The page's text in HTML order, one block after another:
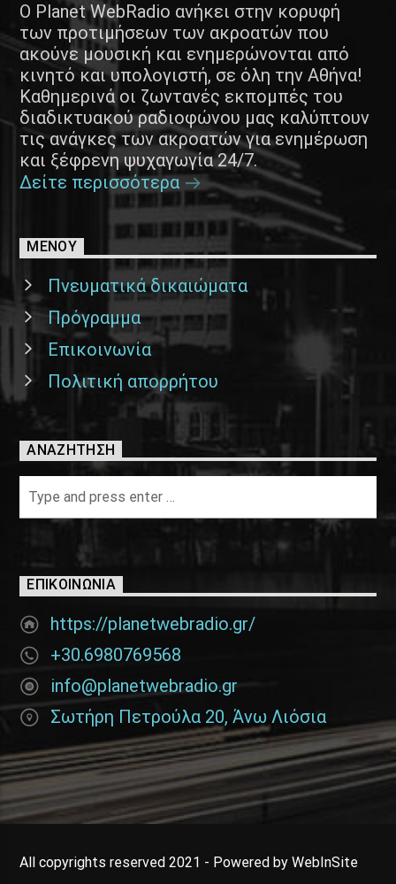
Ο Planet WebRadio ανήκει στην κορυφή
των προτιμήσεων των ακροατών που
ακούνε μουσική και ενημερώνονται από
κινητό και υπολογιστή, σε όλη την Αθήνα!
Καθημερινά οι ζωντανές εκπομπές του
διαδικτυακού ραδιοφώνου μας καλύπτουν
τις ανάγκες των ακροατών για ενημέρωση
και ξέφρενη ψυχαγωγία 24/7.
Δείτε περισσότερα
ΜΕΝΟΥ
Πνευματικά δικαιώματα
Πρόγραμμα
Επικοινωνία
Πολιτική απορρήτου
ΑΝΑΖΉΤΗΣΗ
ΕΠΙΚΟΙΝΩΝΊΑ
https://planetwebradio.gr/
+30.6980769568
info@planetwebradio.gr
Σωτήρη Πετρούλα 20, Άνω Λιόσια
All copyrights reserved 2021 - Powered by WebInSite